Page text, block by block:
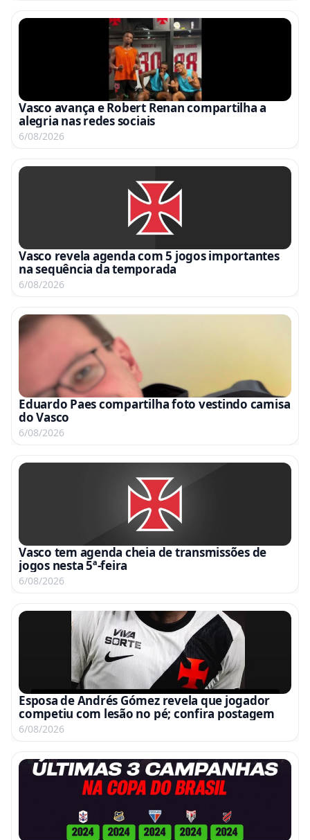
Vasco avança e Robert Renan compartilha a
alegria nas redes sociais
6/08/2026
Vasco revela agenda com 5 jogos importantes
na sequência da temporada
6/08/2026
Eduardo Paes compartilha foto vestindo camisa
do Vasco
6/08/2026
Vasco tem agenda cheia de transmissões de
jogos nesta 5ª-feira
6/08/2026
Esposa de Andrés Gómez revela que jogador
competiu com lesão no pé; confira postagem
6/08/2026